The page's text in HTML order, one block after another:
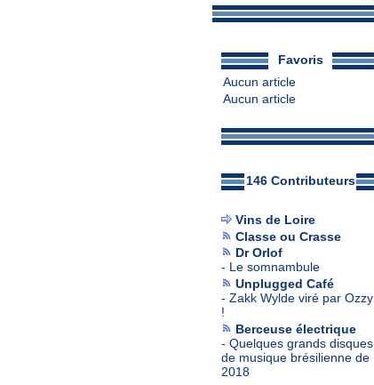
Favoris
Aucun article
Aucun article
146 Contributeurs
Vins de Loire
Classe ou Crasse
Dr Orlof
- Le somnambule
Unplugged Café
- Zakk Wylde viré par Ozzy
!
Berceuse électrique
- Quelques grands disques
de musique brésilienne de
2018